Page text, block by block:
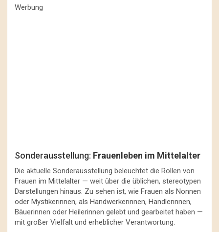
Werbung
Sonderausstellung: Frauenleben im Mittelalter
Die aktuelle Sonderausstellung beleuchtet die Rollen von
Frauen im Mittelalter — weit über die üblichen, stereotypen
Darstellungen hinaus. Zu sehen ist, wie Frauen als Nonnen
oder Mystikerinnen, als Handwerkerinnen, Händlerinnen,
Bäuerinnen oder Heilerinnen gelebt und gearbeitet haben —
mit großer Vielfalt und erheblicher Verantwortung.